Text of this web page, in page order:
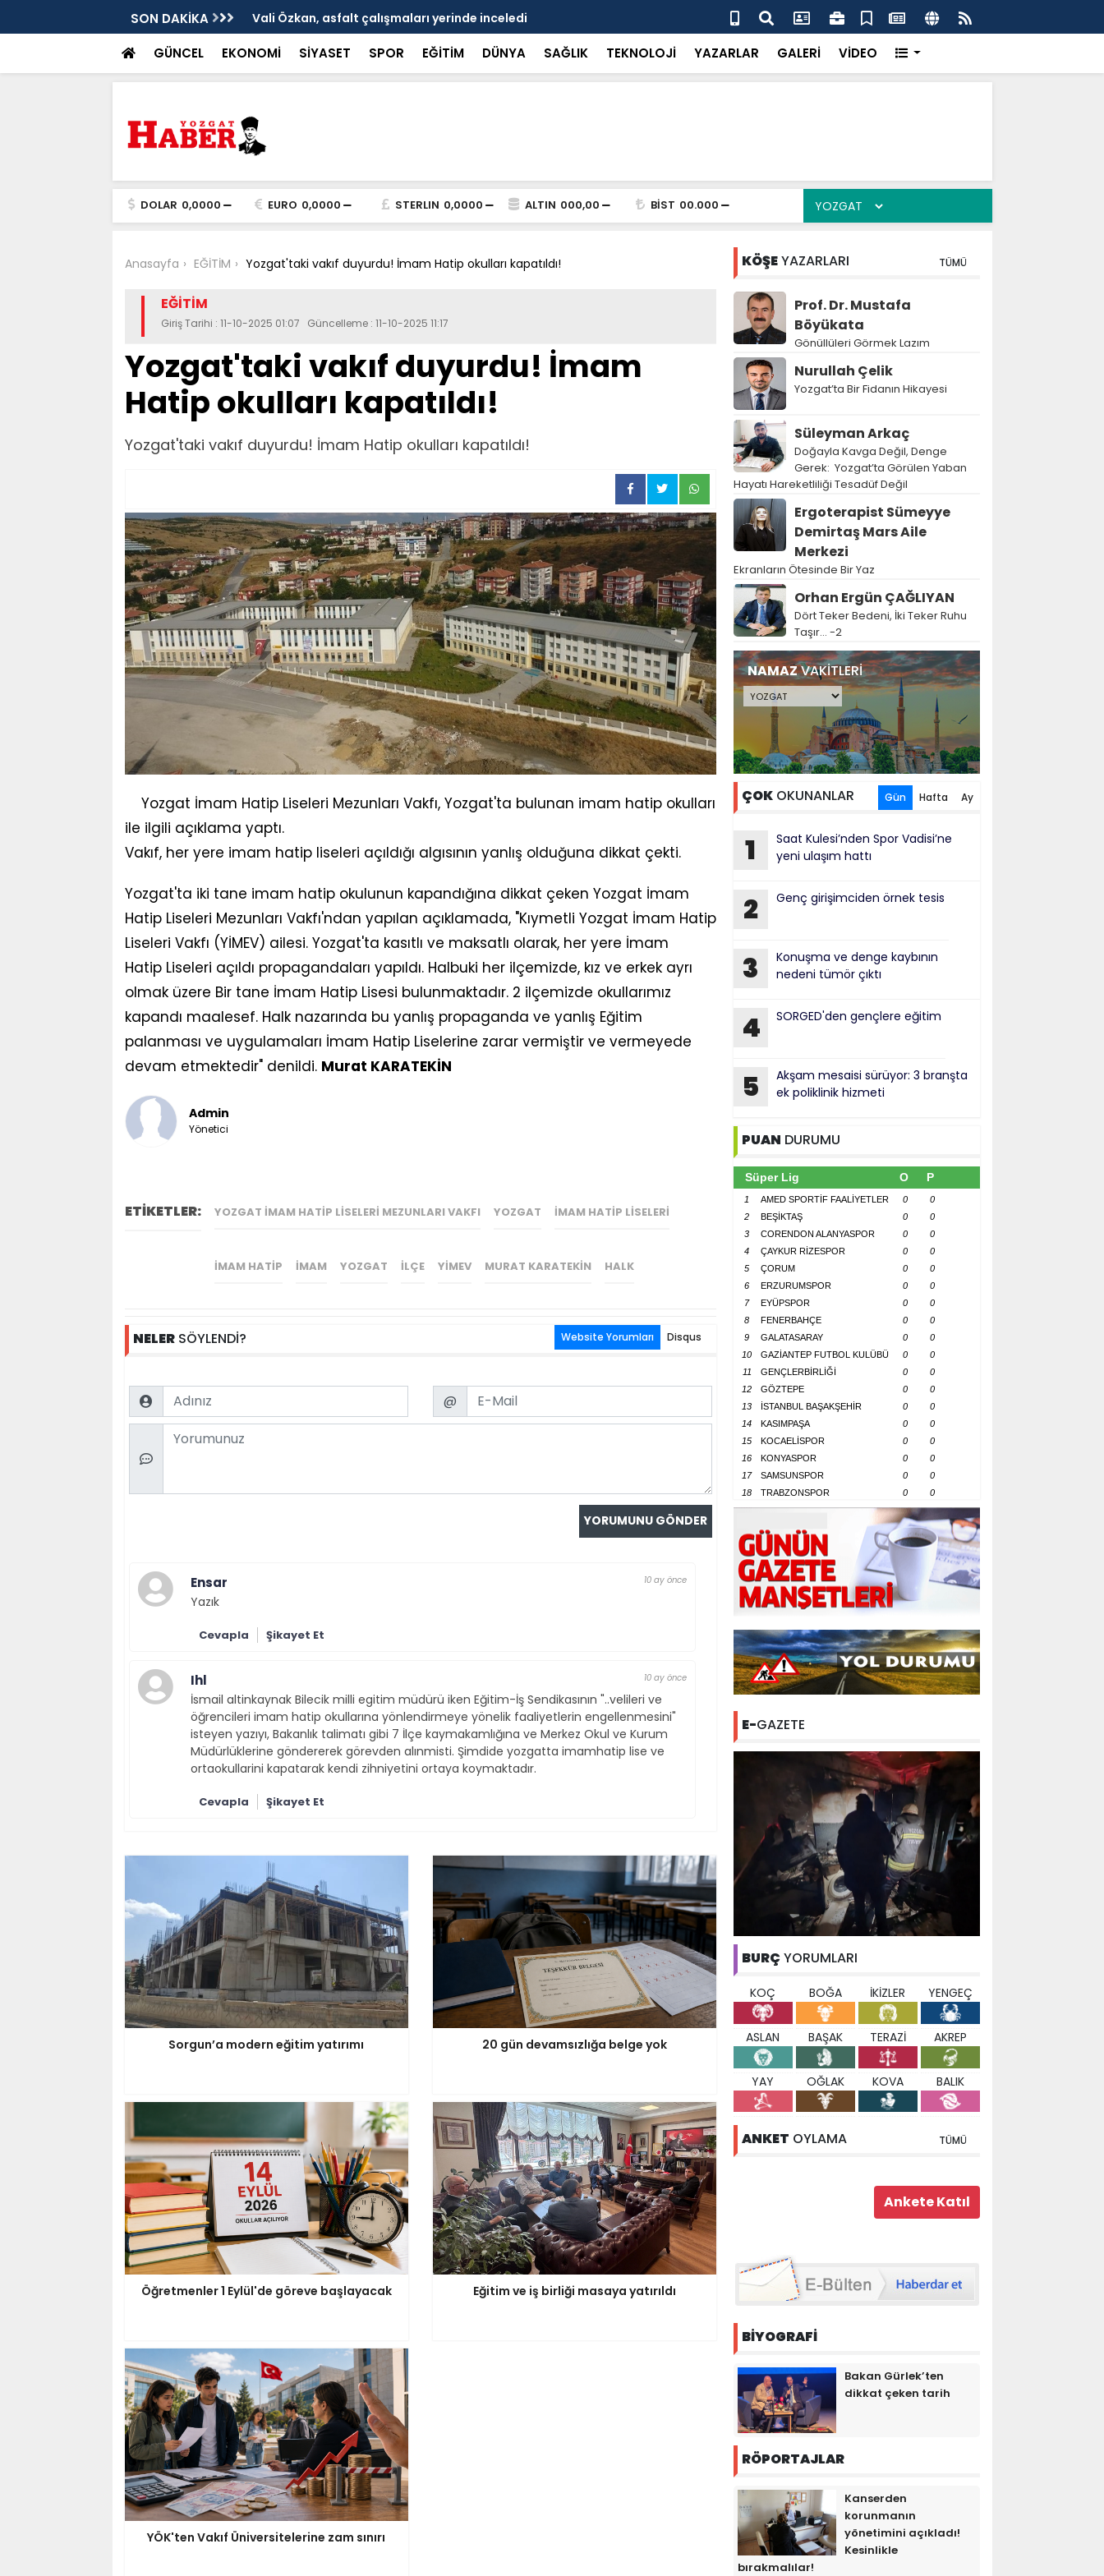
SON DAKİKA Vali Özkan, asfalt çalışmaları yerinde inceledi Bakan Gürlek’ten “Tek Çatı” mesajı
GÜNCEL EKONOMİ SİYASET SPOR EĞİTİM DÜNYA SAĞLIK TEKNOLOJİ YAZARLAR GALERİ VİDEO
DOLAR 0,0000 EURO 0,0000 STERLIN 0,0000 ALTIN 000,00 BİST 00.000
Anasayfa EĞİTİM Yozgat'taki vakıf duyurdu! İmam Hatip okulları kapatıldı!
EĞİTİM
Giriş Tarihi : 11-10-2025 01:07 Güncelleme : 11-10-2025 11:17
Yozgat'taki vakıf duyurdu! İmam
Hatip okulları kapatıldı!
Yozgat'taki vakıf duyurdu! İmam Hatip okulları kapatıldı!
Yozgat İmam Hatip Liseleri Mezunları Vakfı, Yozgat'ta bulunan imam hatip okulları
ile ilgili açıklama yaptı.
Vakıf, her yere imam hatip liseleri açıldığı algısının yanlış olduğuna dikkat çekti.
Yozgat'ta iki tane imam hatip okulunun kapandığına dikkat çeken Yozgat İmam
Hatip Liseleri Mezunları Vakfı'ndan yapılan açıklamada, "Kıymetli Yozgat İmam Hatip
Liseleri Vakfı (YİMEV) ailesi. Yozgat'ta kasıtlı ve maksatlı olarak, her yere İmam
Hatip Liseleri açıldı propagandaları yapıldı. Halbuki her ilçemizde, kız ve erkek ayrı
olmak üzere Bir tane İmam Hatip Lisesi bulunmaktadır. 2 ilçemizde okullarımız
kapandı maalesef. Halk nazarında bu yanlış propaganda ve yanlış Eğitim
palanması ve uygulamaları İmam Hatip Liselerine zarar vermiştir ve vermeyede
devam etmektedir" denildi. Murat KARATEKİN
Admin
Yönetici
ETİKETLER: YOZGAT İMAM HATIP LISELERI MEZUNLARI VAKFI YOZGAT İMAM HATIP LISELERI
İMAM HATIP İMAM YOZGAT İLÇE YİMEV MURAT KARATEKIN HALK
NELERSÖYLENDİ? Website Yorumları Disqus
Name Email
@
Comment
Ensar 10 ay önce
Yazık
Cevapla Şikayet Et
Ihl 10 ay önce
İsmail altinkaynak Bilecik milli egitim müdürü iken Eğitim-İş Sendikasının "..velileri ve
öğrencileri imam hatip okullarına yönlendirmeye yönelik faaliyetlerin engellenmesini"
isteyen yazıyı, Bakanlık talimatı gibi 7 İlçe kaymakamlığına ve Merkez Okul ve Kurum
Müdürlüklerine göndererek görevden alınmisti. Şimdide yozgatta imamhatip lise ve
ortaokullarini kapatarak kendi zihniyetini ortaya koymaktadır.
Cevapla Şikayet Et
Sorgun’a modern eğitim yatırımı 20 gün devamsızlığa belge yok
Öğretmenler 1 Eylül'de göreve başlayacak Eğitim ve iş birliği masaya yatırıldı
YÖK'ten Vakıf Üniversitelerine zam sınırı
KÖŞEYAZARLARI TÜMÜ
Prof. Dr. Mustafa
Böyükata
Gönüllüleri Görmek Lazım
Nurullah Çelik
Yozgat’ta Bir Fidanın Hikayesi
Süleyman Arkaç
Doğayla Kavga Değil, Denge
Gerek: Yozgat’ta Görülen Yaban
Hayatı Hareketliliği Tesadüf Değil
Ergoterapist Sümeyye
Demirtaş Mars Aile
Merkezi
Ekranların Ötesinde Bir Yaz
Orhan Ergün ÇAĞLIYAN
Dört Teker Bedeni, İki Teker Ruhu
Taşır… -2
NAMAZVAKİTLERİ
ÇOKOKUNANLAR Gün Hafta Ay
1
Saat Kulesi’nden Spor Vadisi’ne
yeni ulaşım hattı
2 Genç girişimciden örnek tesis
3
Konuşma ve denge kaybının
nedeni tümör çıktı
4 SORGED'den gençlere eğitim
5
Akşam mesaisi sürüyor: 3 branşta
ek poliklinik hizmeti
PUAN DURUMU
Süper Lig O P
1 AMED SPORTİF FAALİYETLER 0
0
2
BEŞİKTAŞ 0
0
3
CORENDON ALANYASPOR 0
0
4
ÇAYKUR RİZESPOR 0
0
5
ÇORUM 0
0
6
ERZURUMSPOR 0
0
7
EYÜPSPOR 0
0
8
FENERBAHÇE 0
0
9
GALATASARAY 0
0
10
GAZİANTEP FUTBOL KULÜBÜ 0
0
11
GENÇLERBİRLİĞİ 0
0
12
GÖZTEPE 0
0
13
İSTANBUL BAŞAKŞEHİR 0
0
14
KASIMPAŞA 0
0
15
KOCAELİSPOR 0
0
16
KONYASPOR 0
0
17
SAMSUNSPOR 0
0
18
TRABZONSPOR 0 0
E-GAZETE
BURÇ YORUMLARI
KOÇ BOĞA İKİZLER YENGEÇ
ASLAN BAŞAK TERAZİ AKREP
YAY OĞLAK KOVA BALIK
ANKET OYLAMA TÜMÜ
BİYOGRAFİ
Bakan Gürlek’ten
dikkat çeken tarih
RÖPORTAJLAR
Kanserden
korunmanın
yönetimini açıkladı!
Kesinlikle
bırakmalılar!